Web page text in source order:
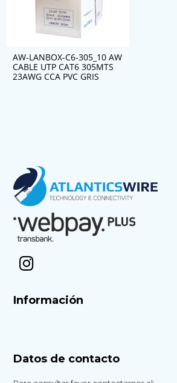
AW-LANBOX-C6-305_10 AW
CABLE UTP CAT6 305MTS
23AWG CCA PVC GRIS
Información
Datos de contacto